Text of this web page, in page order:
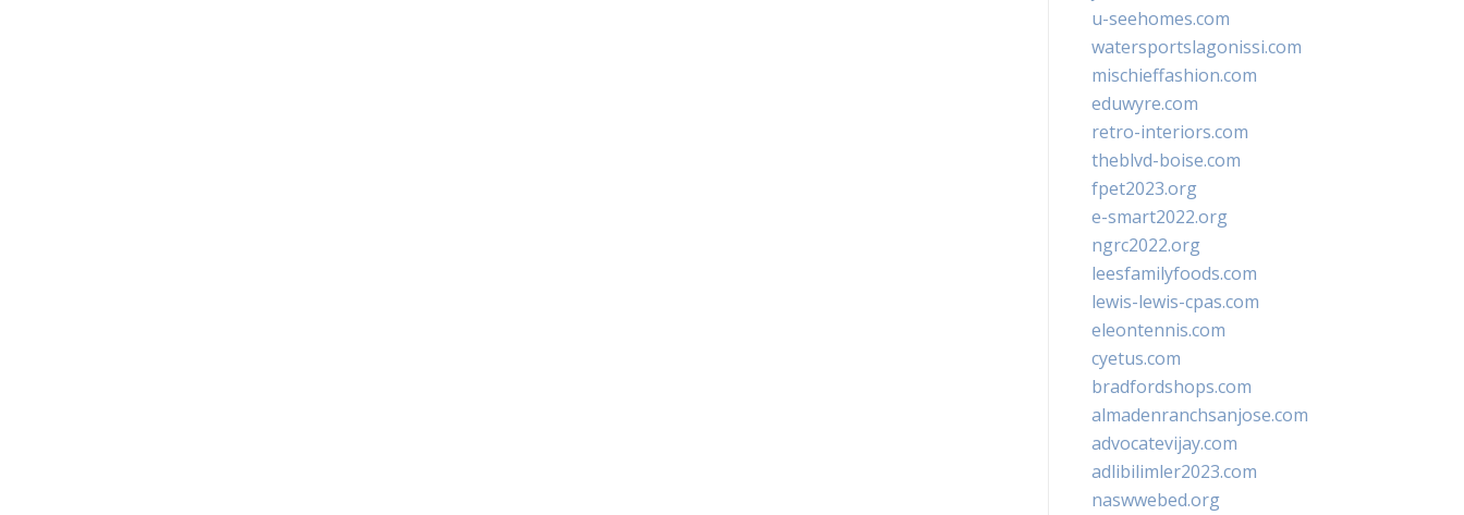
u-seehomes.com
watersportslagonissi.com
mischieffashion.com
eduwyre.com
retro-interiors.com
theblvd-boise.com
fpet2023.org
e-smart2022.org
ngrc2022.org
leesfamilyfoods.com
lewis-lewis-cpas.com
eleontennis.com
cyetus.com
bradfordshops.com
almadenranchsanjose.com
advocatevijay.com
adlibilimler2023.com
naswwebed.org